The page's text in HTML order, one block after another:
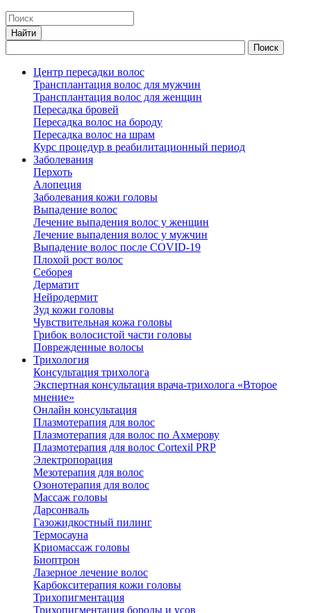
Центр пересадки волос
Трансплантация волос для мужчин
Трансплантация волос для женщин
Пересадка бровей
Пересадка волос на бороду
Пересадка волос на шрам
Курс процедур в реабилитационный период
Заболевания
Перхоть
Алопеция
Заболевания кожи головы
Выпадение волос
Лечение выпадения волос у женщин
Лечение выпадения волос у мужчин
Выпадение волос после COVID-19
Плохой рост волос
Cеборея
Дерматит
Нейродермит
Зуд кожи головы
Чувствительная кожа головы
Грибок волосистой части головы
Поврежденные волосы
Трихология
Консультация трихолога
Экспертная консультация врача-трихолога «Второе
мнение»
Онлайн консультация
Плазмотерапия для волос
Плазмотерапия для волос по Ахмерову
Плазмотерапия для волос Cortexil PRP
Электропорация
Мезотерапия для волос
Озонотерапия для волос
Массаж головы
Дарсонваль
Газожидкостный пилинг
Термосауна
Криомассаж головы
Биоптрон
Лазерное лечение волос
Карбокситерапия кожи головы
Трихопигментация
Трихопигментация бороды и усов